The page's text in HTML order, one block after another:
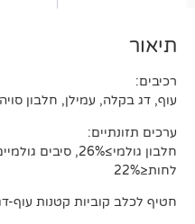
חלבון סויה, גליצרין,
קטנות עוף-דג בקלה